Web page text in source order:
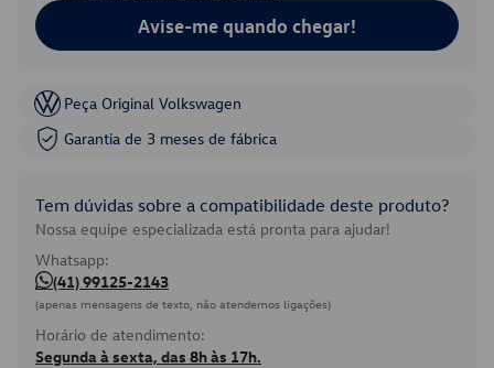
Avise-me quando chegar!
Peça Original Volkswagen
Garantia de 3 meses de fábrica
Tem dúvidas sobre a compatibilidade deste produto?
Nossa equipe especializada está pronta para ajudar!
Whatsapp:
(41) 99125-2143
(apenas mensagens de texto, não atendemos ligações)
Horário de atendimento:
Segunda à sexta, das 8h às 17h.